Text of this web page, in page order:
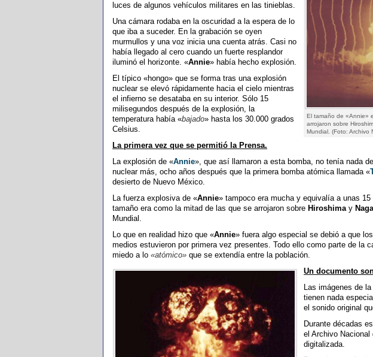
El tamaño de «Annie»
arrojaron sobre
Mundial. (Foto: Archivo
luces de algunos vehículos militares en las tinieblas.
Una cámara rodaba en la oscuridad a la espera de lo
que iba a suceder. En la grabación se oyen
murmullos y una voz inicia una cuenta atrás. Casi no
había llegado al cero cuando un fuerte resplandor
iluminó el horizonte. «Annie» había hecho explosión.
El típico «hongo» que se forma tras una explosión
nuclear se elevó rápidamente hacia el cielo mientras
el infierno se desataba en su interior. Sólo 15
milisegundos después de la explosión, la
temperatura había «bajado» hasta los 30.000 grados
Celsius.
La primera vez que se permitió la Prensa.
La explosión de «Annie», que así llamaron a esta bomba, no tenía nada
nuclear más, ocho años después que la primera bomba atómica llamada «
desierto de Nuevo México.
La fuerza explosiva de «Annie» tampoco era mucha y equivalía a unas
tamaño era como la mitad de las que se arrojaron sobre Hiroshimay
Mundial.
Lo que en realidad hizo que «Annie» fuera algo especial se debió a que
medios estuvieron por primera vez presentes. Todo ello como parte de la
miedo a lo «atómico» que se extendía entre la población.
Un documento
Las imágenes de
tienen nada
el sonido original
Durante décadas
el Archivo
digitalizada.